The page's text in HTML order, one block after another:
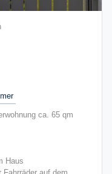
ca. 65 qm
Haus